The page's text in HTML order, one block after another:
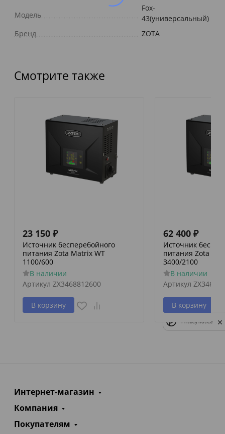
Модель
Fox-
43(универсальный)
Бренд
ZOTA
Смотрите также
23 150 ₽
Источник бесперебойного
питания Zota Matrix WT
1100/600
В наличии
Артикул ZX3468812600
В корзину
62 400 ₽
Источник
питания Zota
3400/2100
В наличии
Артикул
В корзину
Интернет-магазин
Компания
Покупателям
Privacy notice